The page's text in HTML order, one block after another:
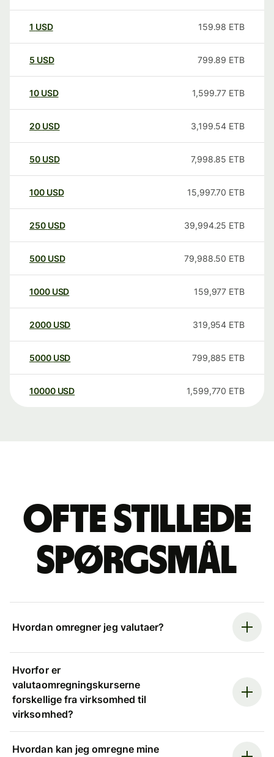
1 USD 159.98 ETB
5 USD 799.89 ETB
10 USD 1,599.77 ETB
20 USD 3,199.54 ETB
50 USD 7,998.85 ETB
100 USD 15,997.70 ETB
250 USD 39,994.25 ETB
500 USD 79,988.50 ETB
1000 USD 159,977 ETB
2000 USD 319,954 ETB
5000 USD 799,885 ETB
10000 USD 1,599,770 ETB
Ofte stillede
spørgsmål
Hvordan omregner jeg valutaer?
Hvorfor er
valutaomregningskurserne
forskellige fra virksomhed til
virksomhed?
Hvordan kan jeg omregne mine